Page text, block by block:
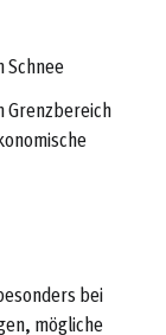
Schnee
Grenzbereich
bei
mögliche